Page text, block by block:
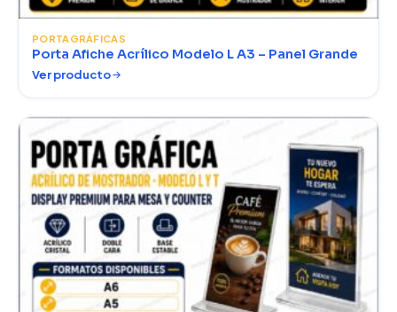
PORTAGRÁFICAS
Porta Afiche Acrílico Modelo L A3 – Panel Grande
Ver producto